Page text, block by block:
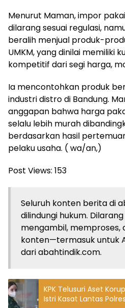
​Menurut Maman, impor
dilarang sesuai regulasi,
beralih menjual produk-
UMKM, yang dinilai memiliki
kompetitif dari segi harga,
​Ia mencontohkan produk
industri distro di Bandung.
anggapan bahwa harga
selalu lebih murah
berdasarkan hasil
pelaku usaha. ( wa/an,)
Post Views: 153
Seluruh konten berita di
dilindungi hukum.
mengambil, memproses,
konten—termasuk untuk
dari abahtindik.com.
KPK Telusuri Aset
Istri Kasat Lantas